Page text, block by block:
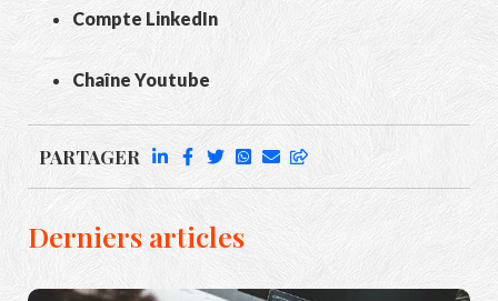
Compte LinkedIn
Chaîne Youtube
PARTAGER
Derniers articles